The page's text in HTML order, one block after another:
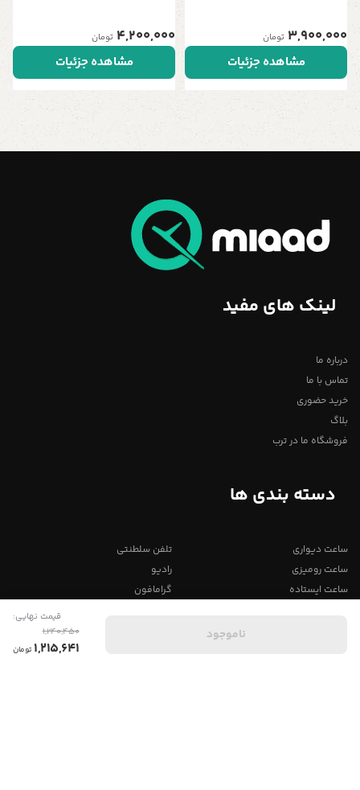
3,900,000 تومان
مشاهده جزئیات
4,200,000 تومان
مشاهده جزئیات
ناموجود
قیمت نهایی:
1,240,450
1,215,641 تومان
لینک های مفید
درباره ما
تماس با ما
خرید حضوری
بلاگ
فروشگاه ما در ترب
دسته بندی ها
ساعت دیواری
ساعت رومیزی
ساعت ایستاده
تلفن سلطنتی
رادیو
گرامافون